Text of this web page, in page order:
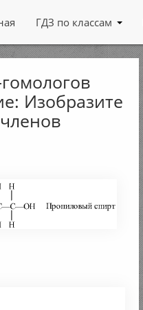
ГДЗ по классам
Изобразите